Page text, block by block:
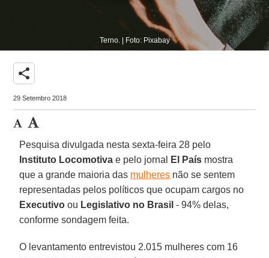
Terno. | Foto: Pixabay
share
29 Setembro 2018
Pesquisa divulgada nesta sexta-feira 28 pelo
Instituto Locomotiva e pelo jornal El País mostra
que a grande maioria das mulheres não se sentem
representadas pelos políticos que ocupam cargos no
Executivo ou Legislativo no Brasil - 94% delas,
conforme sondagem feita.
O levantamento entrevistou 2.015 mulheres com 16